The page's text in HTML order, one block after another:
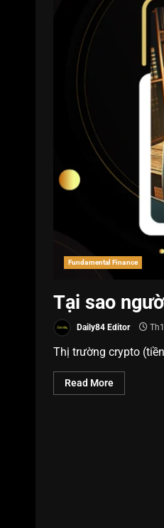
Fundamental Finance
Tại sao
Daily84 Editor
Thị trường crypto
Read More